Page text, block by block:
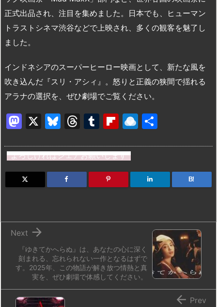
正式出品され、注目を集めました。日本でも、ヒューマン
トラストシネマ渋谷などで上映され、多くの観客を魅了し
ました。
インドネシアのスーパーヒーロー映画として、新たな風を
吹き込んだ『スリ・アシィ』。怒りと正義の狭間で揺れる
アラナの選択を、ぜひ劇場でご覧ください。
M
st
o
d
X
Bl
e
s
k
T
e
a
d
T
m
bl
r
Fl
b
o
ar
R
n
dr
o
よろしければシェアお願いします
B!
『ゆきてかへらぬ』は、あなたの心に深く
刻まれる、忘れられない一作となるはずで
す。2025年、この物語が解き放つ情熱と真
実を、ぜひ劇場で体感してください。

Next
 Prev